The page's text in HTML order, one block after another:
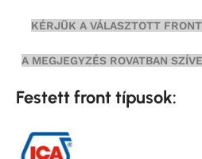
KÉRJÜK A VÁLASZTOTT
A MEGJEGYZÉS ROVATBAN
Festett front típusok: